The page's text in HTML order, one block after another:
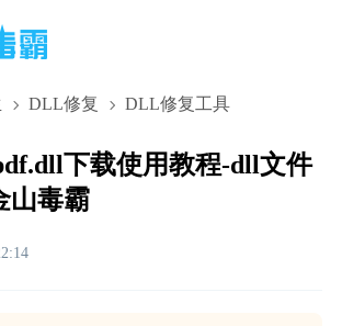
DLL修复 DLL修复工具
下载使用教程-dll文件
山毒霸